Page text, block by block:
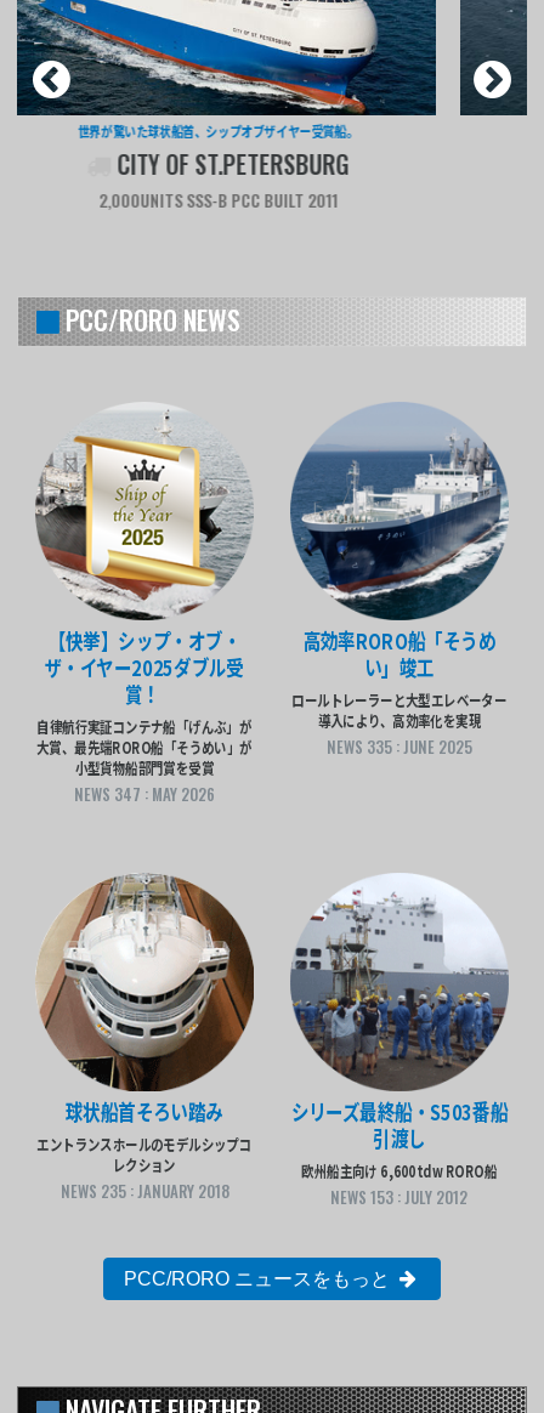
すべてが欧州基準。ハイテク満載のRORO貨物船。
CAPUCINE
6,600TDW RORO CARGO BUILT 2011
PCC/RORO NEWS
【快挙】シップ・オブ・
ザ・イヤー2025ダブル受
賞！
自律航行実証コンテナ船「げんぶ」が
大賞、最先端RORO船「そうめい」が
小型貨物船部門賞を受賞
NEWS 347 : MAY 2026
高効率RORO船「そうめ
い」竣工
ロールトレーラーと大型エレベーター
導入により、高効率化を実現
NEWS 335 : JUNE 2025
球状船首そろい踏み
エントランスホールのモデルシップコ
レクション
NEWS 235 : JANUARY 2018
シリーズ最終船・S503番船
引渡し
欧州船主向け 6,600tdw RORO船
NEWS 153 : JULY 2012
PCC/RORO ニュースをもっと